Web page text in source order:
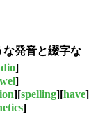
発音と綴字な
]
]
][spelling][have]
]